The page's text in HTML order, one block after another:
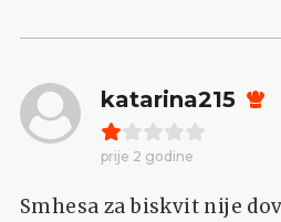
katarina215
prije 2 godine
Smhesa za biskvit nije